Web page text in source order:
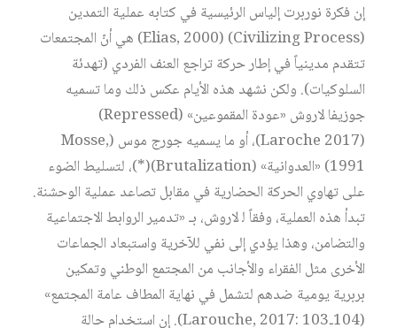
إن فكرة نوربرت إلياس الرئيسية في كتابه عملية التمدين
(Civilizing Process) (Elias, 2000) هي أنّ المجتمعات
تتقدم مدينياً في إطار حركة تراجع العنف الفردي (تهدئة
السلوكيات). ولكن نشهد هذه الأيام عكس ذلك وما تسميه
جوزيفا لاروش «عودة المقموعين» (Repressed)
(Laroche 2017)، أو ما يسميه جورج موس (Mosse,
1991) «العدوانية» (Brutalization)(*)، لتسليط الضوء
على تهاوي الحركة الحضارية في مقابل تصاعد عملية الوحشنة.
تبدأ هذه العملية، وفقاً ﻟ لاروش، بـ «تدمير الروابط الاجتماعية
والتضامن، وهذا يؤدي إلى نفي للآخرية واستبعاد الجماعات
الأخرى مثل الفقراء والأجانب من المجتمع الوطني وتمكين
بربرية يومية ضدهم لتشمل في نهاية المطاف عامة المجتمع»
(Larouche, 2017: 103‑104). إن استخدام حالة